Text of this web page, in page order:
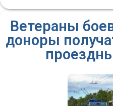
Ветераны
доноры